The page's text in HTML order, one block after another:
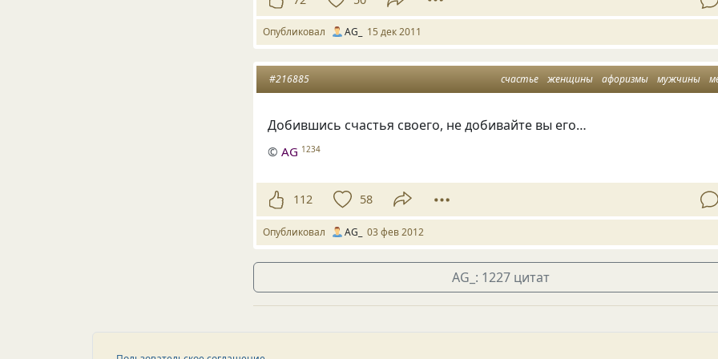
Опубликовал AG_ 15 дек 2011
счастье женщины афоризмы мужчины
#216885
Добившись счастья своего, не добивайте вы его…
©AG 1234
112 58
Опубликовал AG_ 03 фев 2012
AG_: 1227 цитат